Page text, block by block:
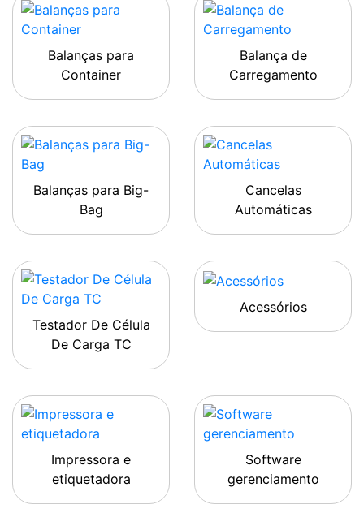
Balanças para
Container
Balança de
Carregamento
Balanças para Big-
Bag
Cancelas
Automáticas
Testador De Célula
De Carga TC
Acessórios
Impressora e
etiquetadora
Software
gerenciamento